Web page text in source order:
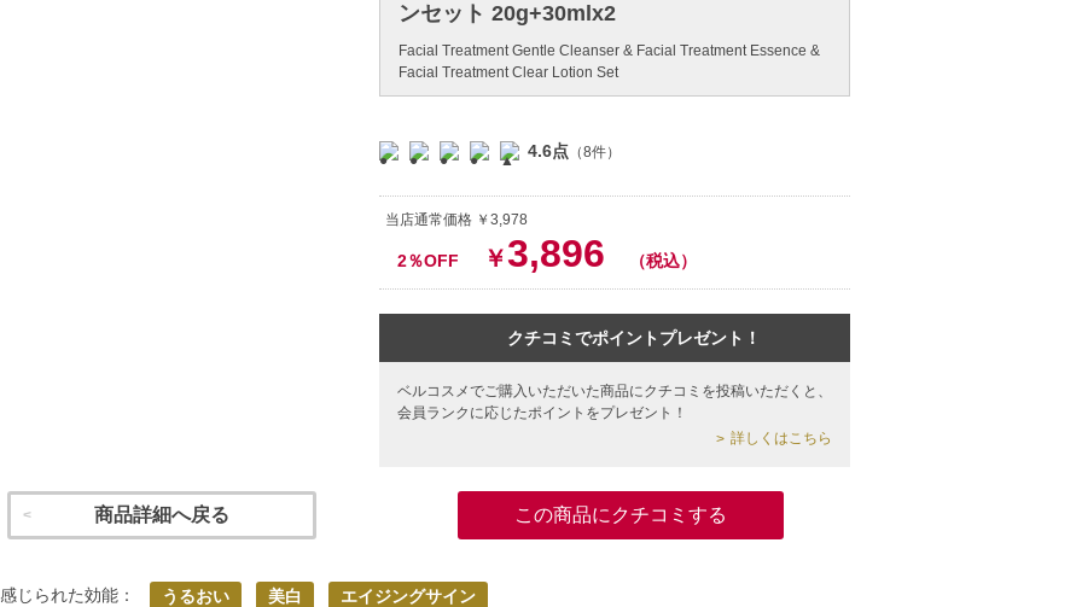
ンセット 20g+30mlx2
Facial Treatment Gentle Cleanser & Facial Treatment Essence &
Facial Treatment Clear Lotion Set
4.6点 （8件）
当店通常価格 ￥3,978
2％OFF ￥3,896 （税込）
クチコミでポイントプレゼント！
ベルコスメでご購入いただいた商品にクチコミを投稿いただくと、
会員ランクに応じたポイントをプレゼント！
詳しくはこちら
商品詳細へ戻る この商品にクチコミする
じられた効能： うるおい 美白 エイジングサイン